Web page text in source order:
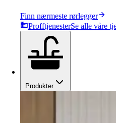
Finn nærmeste rørlegger
ProfftjenesterSe alle våre
Produkter